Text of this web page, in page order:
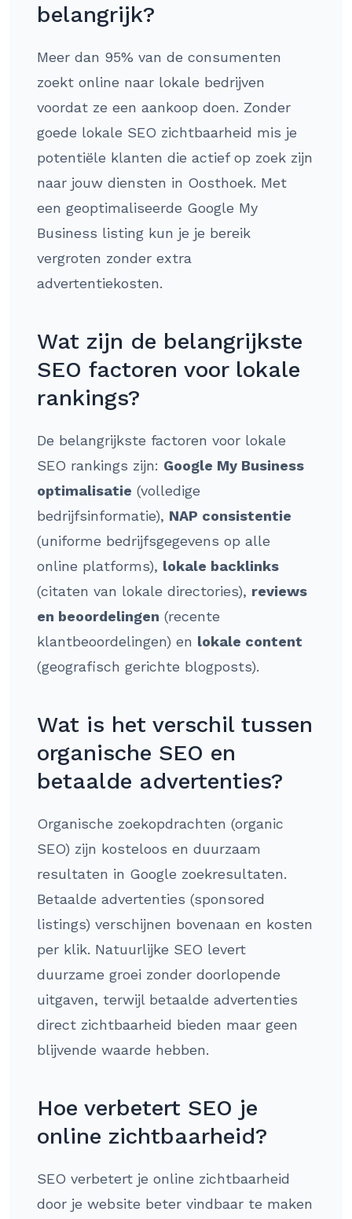
belangrijk?
Meer dan 95% van de consumenten
zoekt online naar lokale bedrijven
voordat ze een aankoop doen. Zonder
goede lokale SEO zichtbaarheid mis je
potentiële klanten die actief op zoek zijn
naar jouw diensten in Oosthoek. Met
een geoptimaliseerde Google My
Business listing kun je je bereik
vergroten zonder extra
advertentiekosten.
Wat zijn de belangrijkste
SEO factoren voor lokale
rankings?
De belangrijkste factoren voor lokale
SEO rankings zijn: Google My Business
optimalisatie (volledige
bedrijfsinformatie), NAP consistentie
(uniforme bedrijfsgegevens op alle
online platforms), lokale backlinks
(citaten van lokale directories), reviews
en beoordelingen (recente
klantbeoordelingen) en lokale content
(geografisch gerichte blogposts).
Wat is het verschil tussen
organische SEO en
betaalde advertenties?
Organische zoekopdrachten (organic
SEO) zijn kosteloos en duurzaam
resultaten in Google zoekresultaten.
Betaalde advertenties (sponsored
listings) verschijnen bovenaan en kosten
per klik. Natuurlijke SEO levert
duurzame groei zonder doorlopende
uitgaven, terwijl betaalde advertenties
direct zichtbaarheid bieden maar geen
blijvende waarde hebben.
Hoe verbetert SEO je
online zichtbaarheid?
SEO verbetert je online zichtbaarheid
door je website beter vindbaar te maken